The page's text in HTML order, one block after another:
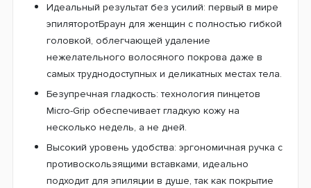
Идеальный результат без усилий: первый в мире
эпиляторотБраун для женщин с полностью гибкой
головкой, облегчающей удаление
нежелательного волосяного покрова даже в
самых труднодоступных и деликатных местах тела.
Безупречная гладкость: технология пинцетов
Micro-Grip обеспечивает гладкую кожу на
несколько недель, а не дней.
Высокий уровень удобства: эргономичная ручка с
противоскользящими вставками, идеально
подходит для эпиляции в душе, так как покрытие